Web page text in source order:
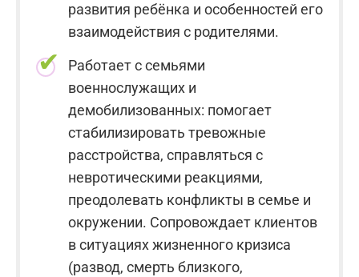
развития ребёнка и особенностей его
взаимодействия с родителями.
Работает с семьями
военнослужащих и
демобилизованных: помогает
стабилизировать тревожные
расстройства, справляться с
невротическими реакциями,
преодолевать конфликты в семье и
окружении. Сопровождает клиентов
в ситуациях жизненного кризиса
(развод, смерть близкого,